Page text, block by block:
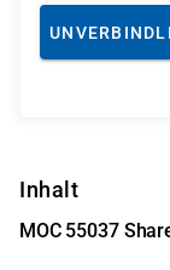
Inhalt
MOC 55037